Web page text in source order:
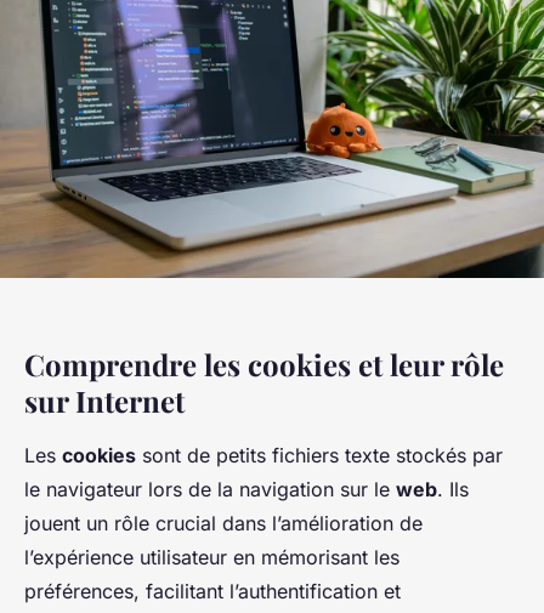
Comprendre les cookies et leur rôle
sur Internet
Les cookies sont de petits fichiers texte stockés par
le navigateur lors de la navigation sur le web. Ils
jouent un rôle crucial dans l’amélioration de
l’expérience utilisateur en mémorisant les
préférences, facilitant l’authentification et